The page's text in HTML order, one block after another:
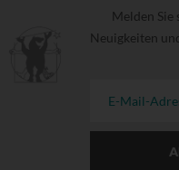
Melden Sie
Neuigkeiten